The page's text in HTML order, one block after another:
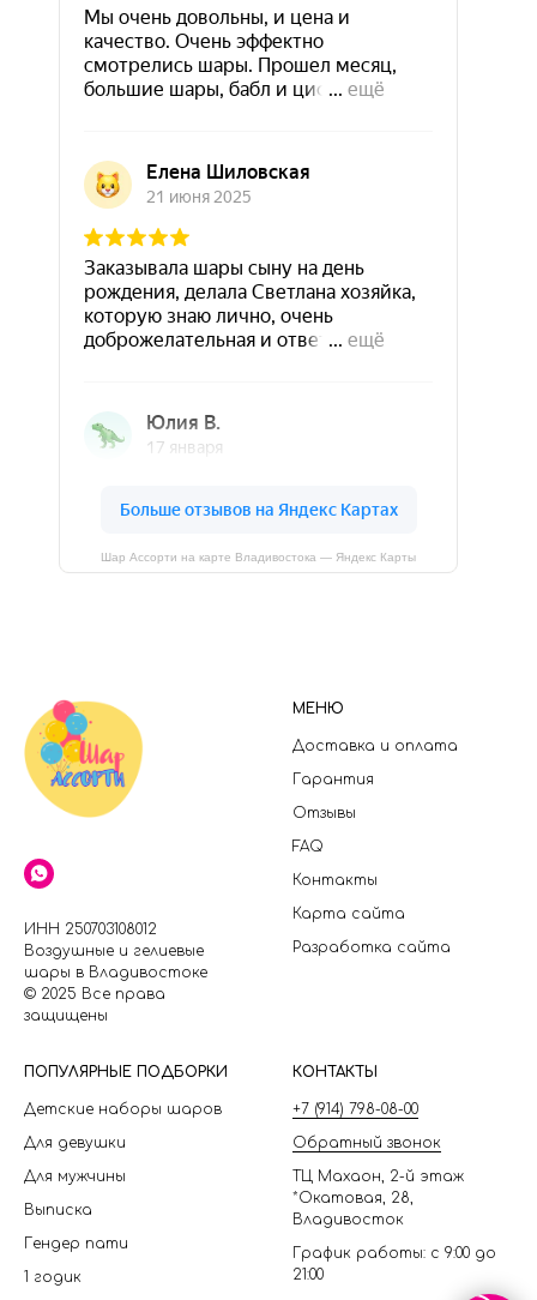
Шар Ассорти на карте Владивостока — Яндекс Карты
ИНН 250703108012
Воздушные и гелиевые
шары в Владивостоке
© 2025 Все права
защищены
МЕНЮ
Доставка и оплата
Гарантия
Отзывы
FAQ
Контакты
Карта сайта
Разработка сайта
ПОПУЛЯРНЫЕ ПОДБОРКИ
Детские наборы шаров
Для девушки
Для мужчины
Выписка
Гендер пати
1 годик
КОНТАКТЫ
+7 (914) 798-08-00
Обратный звонок
ТЦ Махаон, 2-й этаж
*Окатовая, 28,
Владивосток
График работы: с 9:00 до
21:00